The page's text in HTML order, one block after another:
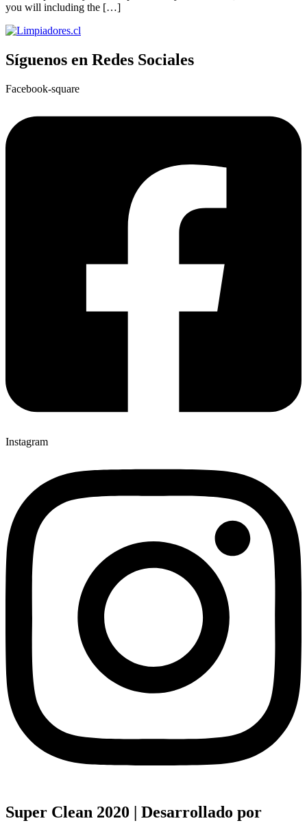
you will including the […]
Síguenos en Redes Sociales
Facebook-square
Instagram
Super Clean 2020 | Desarrollado por